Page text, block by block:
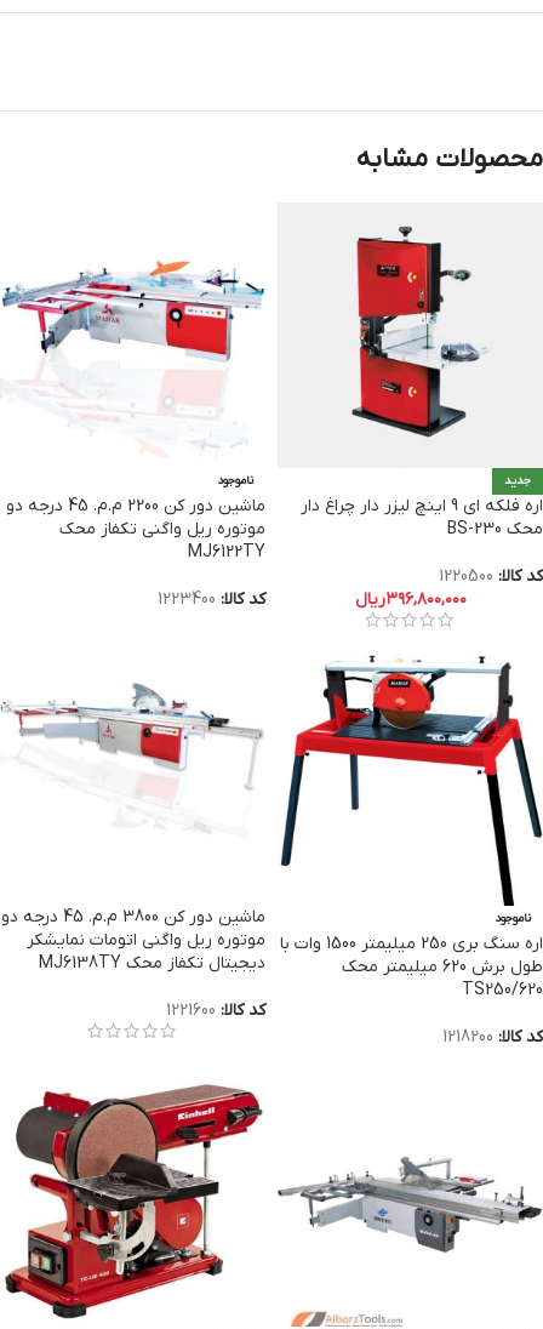
محصولات مشابه
جدید
اره فلکه ای 9 اینچ لیزر دار چراغ دار
محک BS-230
کد کالا: 1220500
۳۹۶,۸۰۰,۰۰۰ریال
ناموجود
ماشین دور کن 2200 م.م. 45 درجه دو
موتوره ریل واگنی تکفاز محک
MJ6122TY
کد کالا: 1223400
ناموجود
اره سنگ بری 250 میلیمتر 1500 وات با
طول برش 620 میلیمتر محک
TS250/620
کد کالا: 1218200
ماشین دور کن 3800 م.م. 45 درجه دو
موتوره ریل واگنی اتومات نمایشکر
دیجیتال تکفاز محک MJ6138TY
کد کالا: 1221600